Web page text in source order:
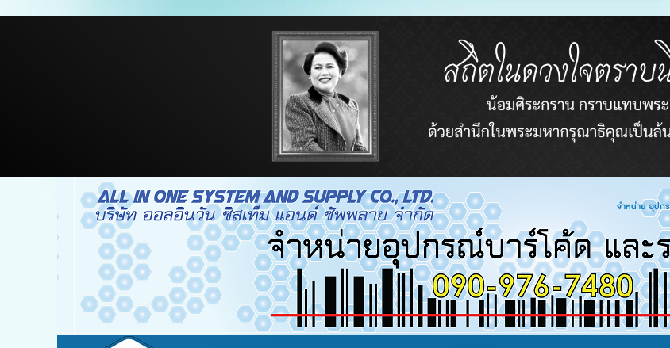
จำหน่าย อุปกรณ์บาร์โค้ด อาร์เอฟไอดี ระบบบาร์โค้ด ระบบลงท